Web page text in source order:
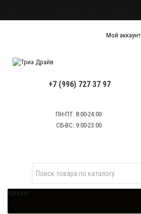
Мой аккаунт
+7 (996) 727 37 97
ПН-ПТ: 8:00-24:00
СБ-ВС: 9:00-23:00
Каталог